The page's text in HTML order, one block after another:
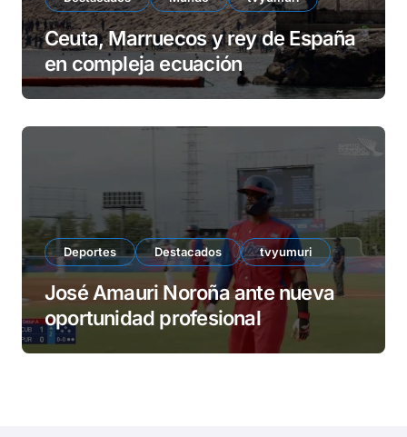
Ceuta, Marruecos y rey de España
en compleja ecuación
Deportes Destacados tvyumuri
José Amauri Noroña ante nueva
oportunidad profesional